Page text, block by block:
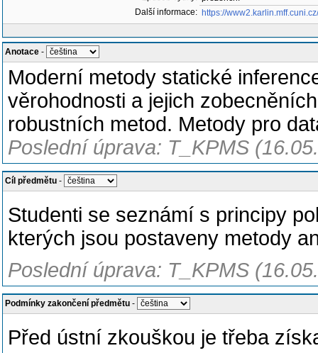
Další informace: https://
Anotace -
Moderní metody statické
věrohodnosti a jejich
robustních metod. Metody pro
Poslední úprava: T_KPMS
Cíl předmětu -
Studenti se seznámí s principy
kterých jsou postaveny metody
Poslední úprava: T_KPMS
Podmínky zakončení předmětu -
Před ústní zkouškou je třeba